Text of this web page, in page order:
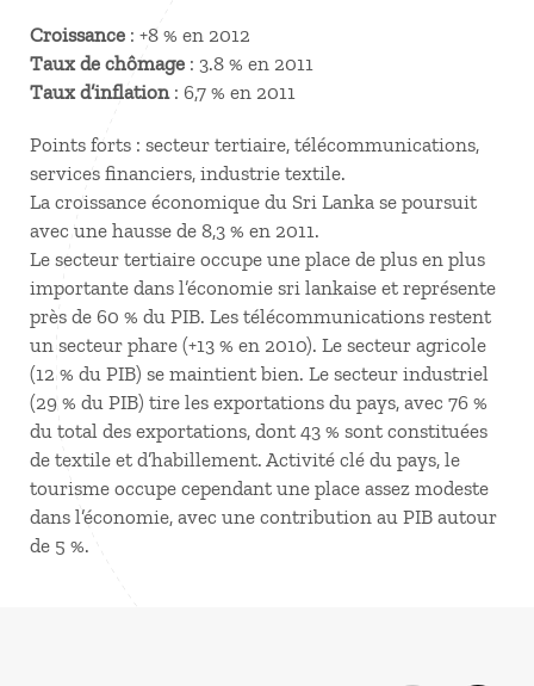
Croissance : +8 % en 2012
Taux de chômage : 3.8 % en 2011
Taux d’inflation: 6,7 % en 2011
Points forts : secteur tertiaire, télécommunications,
services financiers, industrie textile.
La croissance économique du Sri Lanka se poursuit
avec une hausse de 8,3 % en 2011.
Le secteur tertiaire occupe une place de plus en plus
importante dans l’économie sri lankaise et représente
près de 60 % du PIB. Les télécommunications restent
un secteur phare (+13 % en 2010). Le secteur agricole
(12 % du PIB) se maintient bien. Le secteur industriel
(29 % du PIB) tire les exportations du pays, avec 76 %
du total des exportations, dont 43 % sont constituées
de textile et d’habillement. Activité clé du pays, le
tourisme occupe cependant une place assez modeste
dans l’économie, avec une contribution au PIB autour
de 5 %.